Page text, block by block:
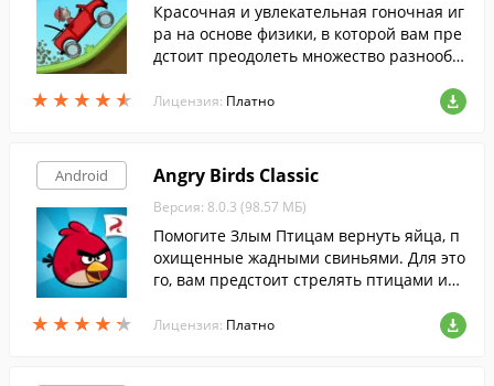
★ ★ ★ ★ ★
★ ★ ★ ★ ★
Красочная и увлекательная гоночная иг
ра на основе физики, в которой вам пре
дстоит преодолеть множество разнообр
Лицензия: Платно
Android
★ ★ ★ ★ ★
★ ★ ★ ★ ★
Angry Birds Classic
Версия: 8.0.3 (98.57 МБ)
Помогите Злым Птицам вернуть яйца, п
охищенные жадными свиньями. Для это
го, вам предстоит стрелять птицами из
Лицензия: Платно